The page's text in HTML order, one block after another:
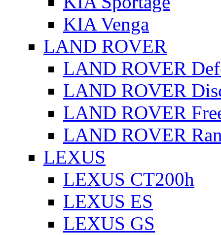
KIA Venga
LAND ROVER
LAND ROVER
LAND ROVER
LAND ROVER
LAND ROVER
LEXUS
LEXUS CT200h
LEXUS ES
LEXUS GS